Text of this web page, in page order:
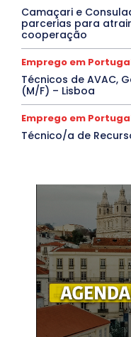
Camaçari e
parcerias para
cooperação
Emprego em
Técnicos de AVAC,
(M/F) – Lisboa
Emprego em
Técnico/a de